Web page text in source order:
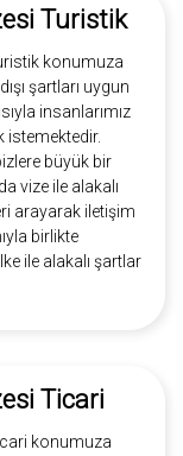
Turistik
konumuza
şartları uygun
insanlarımız
istemektedir.
büyük bir
vize ile alakalı
arayarak iletişim
birlikte
ile alakalı şartlar
Ticari
konumuza